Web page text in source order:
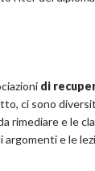
di
ci sono
e le
e le